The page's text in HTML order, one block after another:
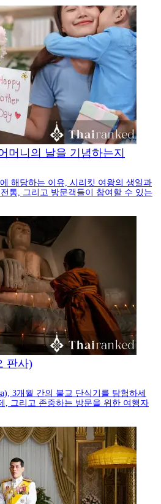
머니의 날을 기념하는지
해당하는 이유, 시리킷 여왕의 생일과
통, 그리고 방문객들이 참여할 수 있는
판사)
3개월 간의 불교 단식기를 탐험하세
, 그리고 존중하는 방문을 위한 여행자